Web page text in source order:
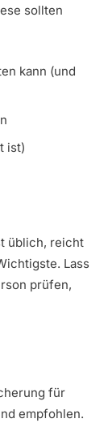
sollten
kann (und
ist)
üblich, reicht
Lass
prüfen,
für
empfohlen.